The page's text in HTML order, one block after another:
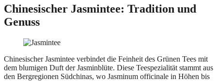
Chinesischer Jasmintee: Tradition und
Genuss
Chinesischer Jasmintee verbindet die Feinheit des Grünen Tees mit
dem blumigen Duft der Jasminblüte. Diese Teespezialität stammt aus
den Bergregionen Südchinas, wo Jasminum officinale in Höhen bis